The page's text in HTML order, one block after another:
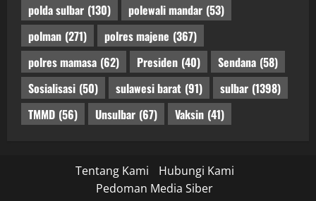
polda sulbar (130) polewali mandar (53)
polman (271) polres majene (367)
polres mamasa (62) Presiden (40) Sendana (58)
Sosialisasi (50) sulawesi barat (91) sulbar (1398)
TMMD (56) Unsulbar (67) Vaksin (41)
Tentang Kami
Hubungi Kami
Pedoman Media Siber